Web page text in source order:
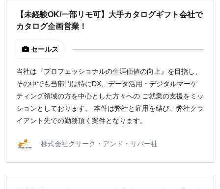
【未経験OK/一部リモ可】大手カタログギフト会社で
カタログ企画営業！
セールス
当社は『プロフェッショナルの生涯価値の向上』を目指し、
その中でも当部門は特にDX、データ活用・デジタルマーケ
ティング領域の方を中心とした方々への ご就業の支援をミッ
ションとしております。 本件は弊社と雇用を結び、弊社クラ
イアント先での勤務頂く案件となります。
株式会社クリーク・アンド・リバー社